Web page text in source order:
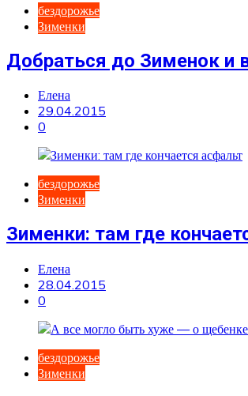
бездорожье
Зименки
Добраться до Зименок и
Елена
29.04.2015
0
бездорожье
Зименки
Зименки: там где
Елена
28.04.2015
0
бездорожье
Зименки